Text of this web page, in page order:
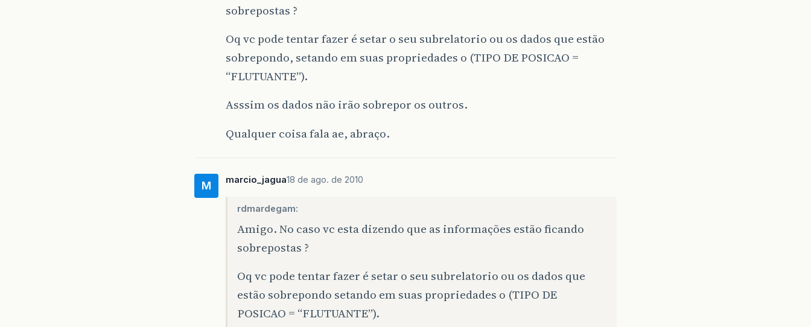
sobrepostas ?
Oq vc pode tentar fazer é setar o seu subrelatorio ou os dados que estão
sobrepondo, setando em suas propriedades o (TIPO DE POSICAO =
“FLUTUANTE”).
Asssim os dados não irão sobrepor os outros.
Qualquer coisa fala ae, abraço.
M marcio_jagua18 de ago. de 2010
rdmardegam:
Amigo. No caso vc esta dizendo que as informações estão ficando
sobrepostas ?
Oq vc pode tentar fazer é setar o seu subrelatorio ou os dados que
estão sobrepondo setando em suas propriedades o (TIPO DE
POSICAO = “FLUTUANTE”).